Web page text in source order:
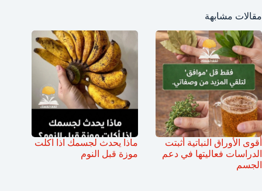
مقالات مشابهة
أقوى الأوراق النباتية أثبتت
الدراسات فعاليتها في دعم
الجسم
ماذا يحدث لجسمك اذا اكلت
موزة قبل النوم